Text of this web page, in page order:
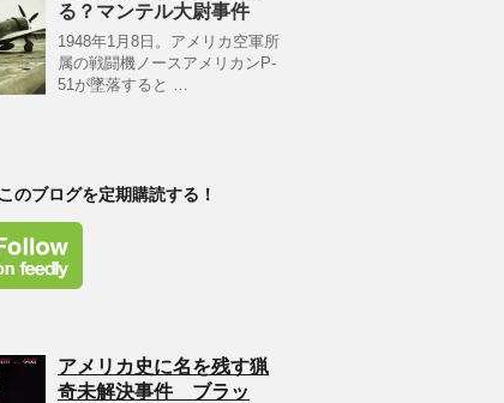
る？マンテル大尉事件
1948年1月8日。アメリカ空軍所
属の戦闘機ノースアメリカンP-
51が墜落すると …
のブログを定期購読する！
アメリカ史に名を残す猟
奇未解決事件 ブラッ